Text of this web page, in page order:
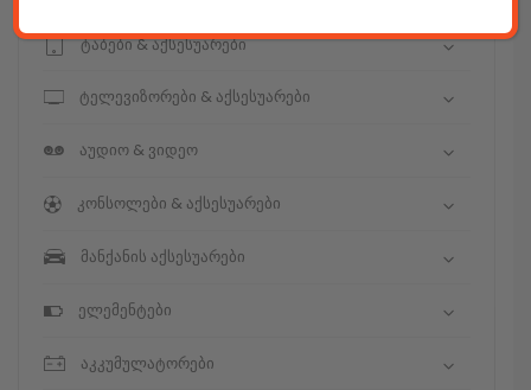
ტაბები & აქსესუარები
ტელევიზორები & აქსესუარები
აუდიო & ვიდეო
კონსოლები & აქსესუარები
მანქანის აქსესუარები
ელემენტები
აკკუმულატორები